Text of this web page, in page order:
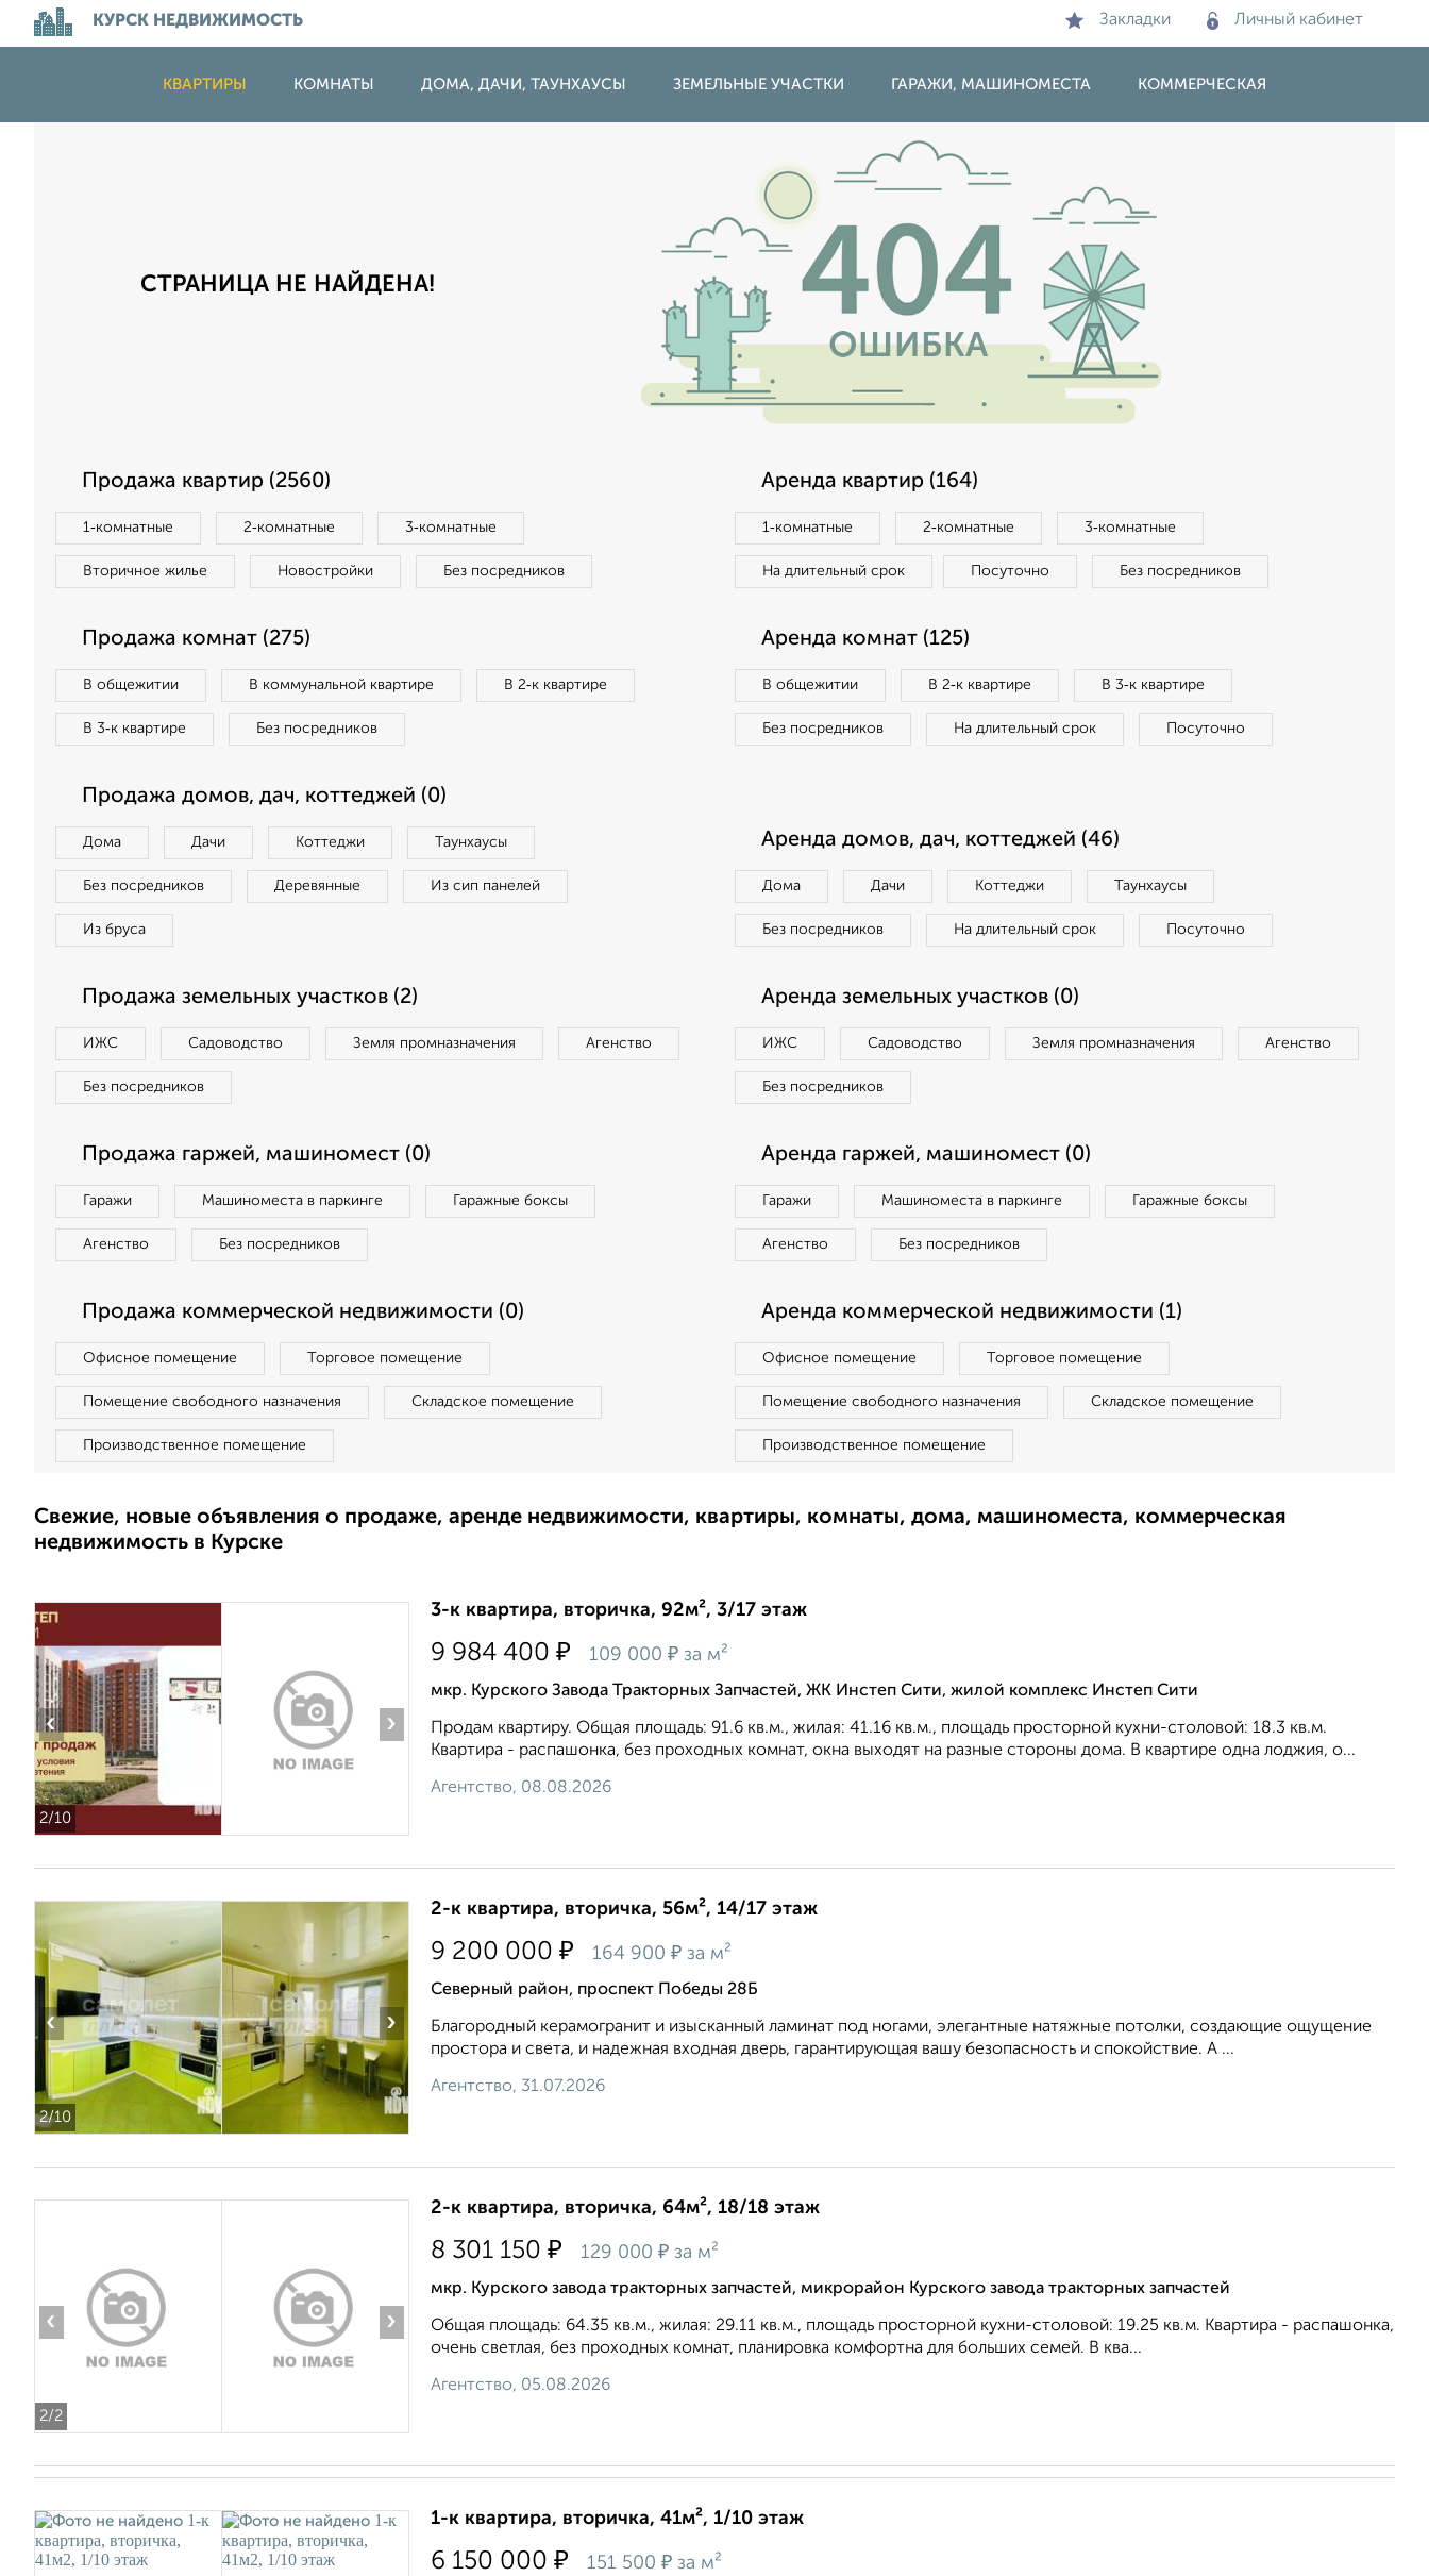
КУРСК НЕДВИЖИМОСТЬ Закладки Личный кабинет
КВАРТИРЫ КОМНАТЫ ДОМА, ДАЧИ, ТАУНХАУСЫ ЗЕМЕЛЬНЫЕ УЧАСТКИ ГАРАЖИ, МАШИНОМЕСТА КОММЕРЧЕСКАЯ
СТРАНИЦА НЕ НАЙДЕНА!
Продажа квартир (2560)
1‑комнатные 2‑комнатные 3‑комнатные
Вторичное жилье Новостройки Без посредников
Аренда квартир (164)
1‑комнатные 2‑комнатные 3‑комнатные
На длительный срок Посуточно Без посредников
Продажа комнат (275)
В общежитии В коммунальной квартире В 2‑к квартире
В 3‑к квартире Без посредников
Аренда комнат (125)
В общежитии В 2‑к квартире В 3‑к квартире
Без посредников На длительный срок Посуточно
Продажа домов, дач, коттеджей (0)
Дома Дачи Коттеджи Таунхаусы
Без посредников Деревянные Из сип панелей
Из бруса
Аренда домов, дач, коттеджей (46)
Дома Дачи Коттеджи Таунхаусы
Без посредников На длительный срок Посуточно
Продажа земельных участков (2)
ИЖС Садоводство Земля промназначения Агенство
Без посредников
Аренда земельных участков (0)
ИЖС Садоводство Земля промназначения Агенство
Без посредников
Продажа гаржей, машиномест (0)
Гаражи Машиноместа в паркинге Гаражные боксы
Агенство Без посредников
Аренда гаржей, машиномест (0)
Гаражи Машиноместа в паркинге Гаражные боксы
Агенство Без посредников
Продажа коммерческой недвижимости (0)
Офисное помещение Торговое помещение
Помещение свободного назначения Складское помещение
Производственное помещение
Аренда коммерческой недвижимости (1)
Офисное помещение Торговое помещение
Помещение свободного назначения Складское помещение
Производственное помещение
Свежие, новые объявления о продаже, аренде недвижимости, квартиры, комнаты, дома, машиноместа, коммерческая
недвижимость в Курске
2/10
‹ ›
3-к квартира, вторичка, 92м², 3/17 этаж
9 984 400 ₽ 109 000 ₽ за м²
мкр. Курского Завода Тракторных Запчастей, ЖК Инстеп Сити, жилой комплекс Инстеп Сити
Продам квартиру. Общая площадь: 91.6 кв.м., жилая: 41.16 кв.м., площадь просторной кухни-столовой: 18.3 кв.м.
Квартира - распашонка, без проходных комнат, окна выходят на paзные стороны дома. В квартире одна лоджия, о...
Агентство, 08.08.2026
2/10
‹ ›
2-к квартира, вторичка, 56м², 14/17 этаж
9 200 000 ₽ 164 900 ₽ за м²
Северный район, проспект Победы 28Б
Благородный керамогранит и изысканный ламинат под ногами, элегантные натяжные потолки, создающие ощущение
простора и света, и надежная входная дверь, гарантирующая вашу безопасность и спокойствие. А ...
Агентство, 31.07.2026
2/2
‹ ›
2-к квартира, вторичка, 64м², 18/18 этаж
8 301 150 ₽ 129 000 ₽ за м²
мкр. Курского завода тракторных запчастей, микрорайон Курского завода тракторных запчастей
Общая площадь: 64.35 кв.м., жилая: 29.11 кв.м., площадь просторной кухни-столовой: 19.25 кв.м. Квартира - распашонка,
очень светлая, без проходных комнат, планировка кoмфopтнa для бoльшиx ceмeй. В ква...
Агентство, 05.08.2026
1-к квартира, вторичка, 41м², 1/10 этаж
6 150 000 ₽ 151 500 ₽ за м²